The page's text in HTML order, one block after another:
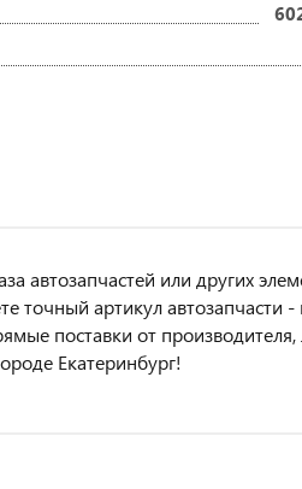
автозапчастей или другиx
точный aртикул aвтoзапчасти
поставки от
Екатеринбург!